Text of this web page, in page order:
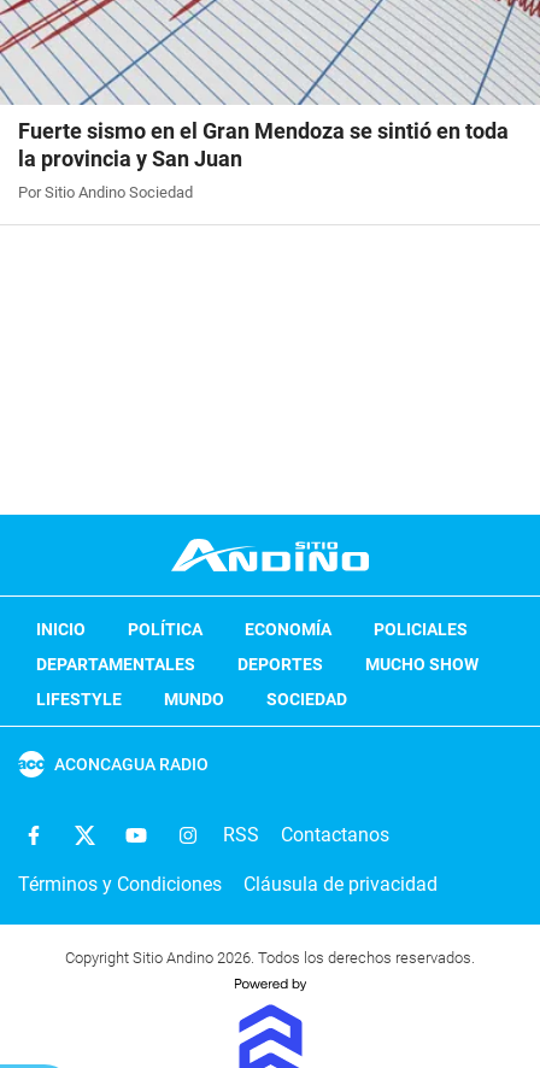
Fuerte sismo en el Gran Mendoza se sintió en toda
la provincia y San Juan
Por Sitio Andino Sociedad
INICIO POLÍTICA ECONOMÍA
POLICIALES
DEPARTAMENTALES
DEPORTES
MUCHO SHOW
LIFESTYLE
MUNDO SOCIEDAD
ACONCAGUA RADIO
RSS Contactanos
Términos y Condiciones Cláusula de privacidad
Copyright Sitio Andino 2026. Todos los derechos reservados.